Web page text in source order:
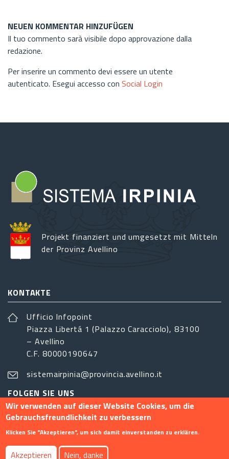
NEUEN KOMMENTAR HINZUFÜGEN
Il tuo commento sarà visibile dopo approvazione dalla
redazione.
Per inserire un commento devi essere un utente
autenticato. Esegui accesso con Social Login
Projekt finanziert und umgesetzt mit Mitteln
der Provinz Avellino
KONTAKTE
Ufficio Infopoint
Piazza Libertá 1 (Palazzo Caracciolo), 83100
– Avellino
C.F. 80000190647
sistemairpinia@provincia.avellino.it
FOLGEN SIE UNS
Footer menu
Wir verwenden auf dieser Website Cookies, um die
Gebrauchsfreundlichkeit zu verbessern
Klicken Sie "Akzeptieren", um sich damit einverstanden zu erklären.
Akzeptieren Nein, danke